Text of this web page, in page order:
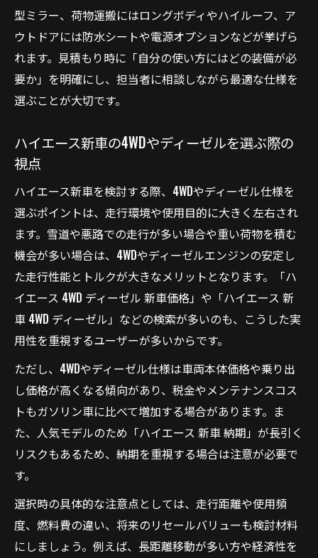
型ミラー、荷物運搬にはロングボディやハイルーフ、ア
ウトドアには防水シートや電源オプションなどが挙げら
れます。見積もり時に「自分の使い方にはどの装備が必
要か」を明確にし、担当者に相談しながら最適な仕様を
選ぶことが大切です。
ハイエース新車の4WDやディーゼルを選ぶ際の
視点
ハイエース新車を検討する際、4WDやディーゼル仕様を
選ぶポイントは、走行環境や使用目的に大きく左右され
ます。雪道や悪路での走行が多い場合や重い荷物を積む
機会が多い場合は、4WDやディーゼルエンジンの安定し
た走行性能とトルクが大きなメリットとなります。「ハ
イエース 4WD ディーゼル 新車価格」や「ハイエース 新
車 4WD ディーゼル」などの検索が多いのも、こうした実
用性を重視するユーザーが多いからです。
ただし、4WDやディーゼル仕様は車両本体価格や乗り出
し価格が高くなる傾向があり、税金やメンテナンスコス
トもガソリン車に比べて増加する場合があります。ま
た、人気モデルのため「ハイエース 新車 納期」が長引く
リスクもあるため、納期を重視する場合は注意が必要で
す。
選択時の具体的な注意点としては、走行距離や使用頻
度、燃料費の違い、将来のリセールバリューも検討材料
にしましょう。例えば、長距離移動が多い方や経済性を